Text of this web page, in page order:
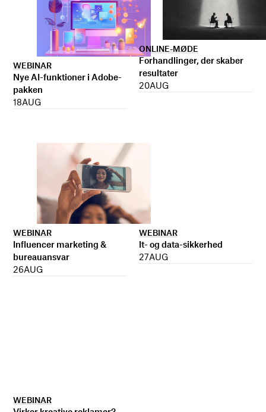
WEBINAR
Nye AI-funktioner i Adobe-
pakken
18AUG
ONLINE-MØDE
Forhandlinger, der skaber
resultater
20AUG
WEBINAR
Influencer marketing &
bureauansvar
26AUG
WEBINAR
It- og data-sikkerhed
27AUG
WEBINAR